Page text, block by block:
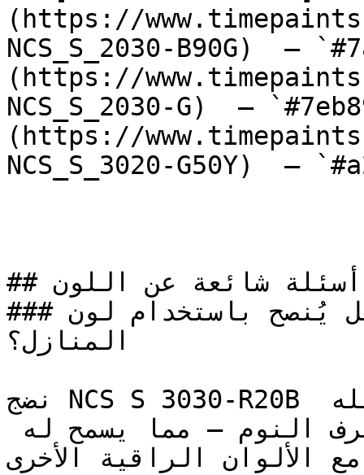
(https://
NCS_S_2030-B90G)  —
(https://
NCS_S_2030-G)  —
(https://
NCS_S_3020-G50Y)  —
## أسئلة شائعة عن اللون
### هل يُنصح باستخدام لون NCS S 3030-R20B لطلاء
المنازل؟
نضج NCS S 3030-R20B في هذه الدرجة المتوسطة يجعله
الألوان الراقية الأخرى.